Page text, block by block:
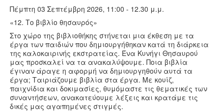
Πέμπτη 03 Σεπτέμβρη 2026, 11:00 - 12.30 μ.μ.
«12. Το βιβλίο θησαυρός»
Στο χώρο της βιβλιοθήκης στήνεται μια έκθεση με τα
έργα των παιδιών που δημιουργήθηκαν κατά τη διάρκεια
της καλοκαιρινής εκστρατείας. Ένα Κυνήγι Θησαυρού
μας προσκαλεί να τα ανακαλύψουμε. Ποια βιβλία
έγιναν άραγε η αφορμή να δημιουργηθούν αυτά τα
έργα; Ταιριάζουμε βιβλία στα έργα. Με κουίζ,
παιχνίδια και δοκιμασίες, θυμόμαστε τις θεματικές των
συναντήσεων, ανακατεύουμε λέξεις και κρατάμε τις
δικές μας αγαπημένες στιγμές.